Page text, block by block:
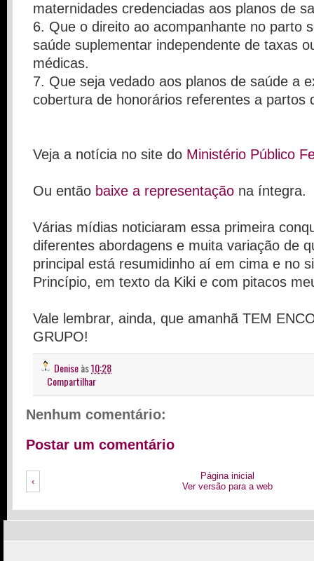
maternidades credenciadas aos planos de
6. Que o direito ao acompanhante no parto
saúde suplementar independente de taxas
médicas.
7. Que seja vedado aos planos de saúde a
cobertura de honorários referentes a partos
Veja a notícia no site do Ministério Público
Ou então baixe a representação na íntegra.
Várias mídias noticiaram essa primeira
diferentes abordagens e muita variação de
principal está resumidinho aí em cima e no
Princípio, em texto da Kiki e com pitacos
Vale lembrar, ainda, que amanhã TEM
GRUPO!
Deniseàs10:28
Compartilhar
Nenhum comentário:
Postar um comentário
‹
Página inicial
Ver versão para a web